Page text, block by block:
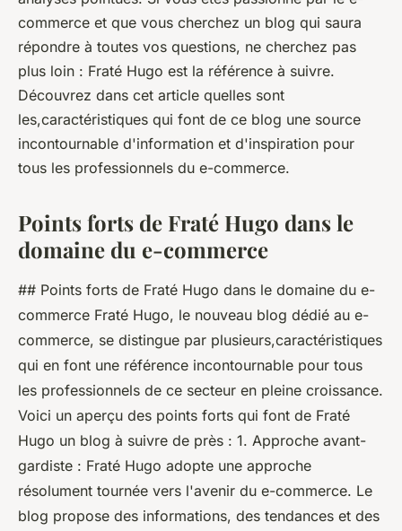
léonne•22 juillet 2023•2 min de lecture
commerce et que vous cherchez un blog qui saura
répondre à toutes vos questions, ne cherchez pas
plus loin : Fraté Hugo est la référence à suivre.
Découvrez dans cet article quelles sont
les,caractéristiques qui font de ce blog une source
incontournable d'information et d'inspiration pour
tous les professionnels du e-commerce.
Points forts de Fraté Hugo dans le
domaine du e-commerce
## Points forts de Fraté Hugo dans le domaine du e-
commerce Fraté Hugo, le nouveau blog dédié au e-
commerce, se distingue par plusieurs,caractéristiques
qui en font une référence incontournable pour tous
les professionnels de ce secteur en pleine croissance.
Voici un aperçu des points forts qui font de Fraté
Hugo un blog à suivre de près : 1. Approche avant-
gardiste : Fraté Hugo adopte une approche
résolument tournée vers l'avenir du e-commerce. Le
blog propose des informations, des tendances et des